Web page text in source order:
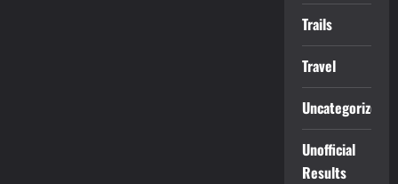
Trails
Travel
Uncategorized
Unofficial
Results